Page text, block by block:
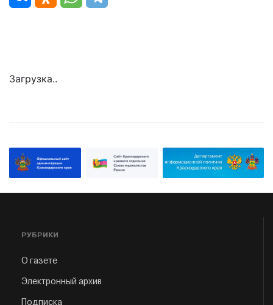
Загрузка..
РУБРИКИ
О газете
Электронный архив
Подписка